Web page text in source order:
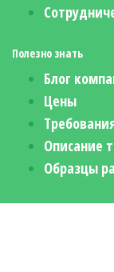
Полезно знать
Блог
Цены
Описание
Образцы